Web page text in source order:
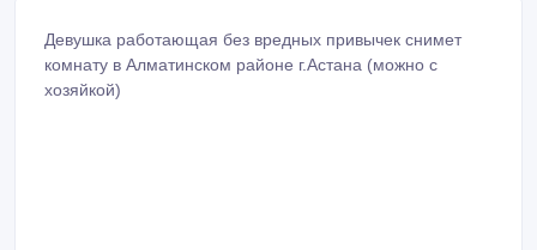
Девушка работающая без вредных привычек снимет
комнату в Алматинском районе г.Астана (можно с
хозяйкой)